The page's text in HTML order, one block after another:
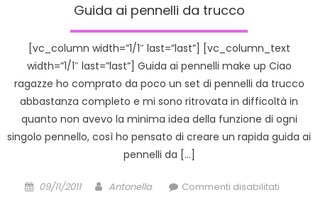
Guida ai pennelli da trucco
[vc_column width=”1/1″ last=”last”] [vc_column_text
width=”1/1″ last=”last”] Guida ai pennelli make up Ciao
ragazze ho comprato da poco un set di pennelli da trucco
abbastanza completo e mi sono ritrovata in difficoltà in
quanto non avevo la minima idea della funzione di ogni
singolo pennello, così ho pensato di creare un rapida guida ai
pennelli da […]
Posted
09/11/2011 Author
Antonella Commenti disabilitatisu